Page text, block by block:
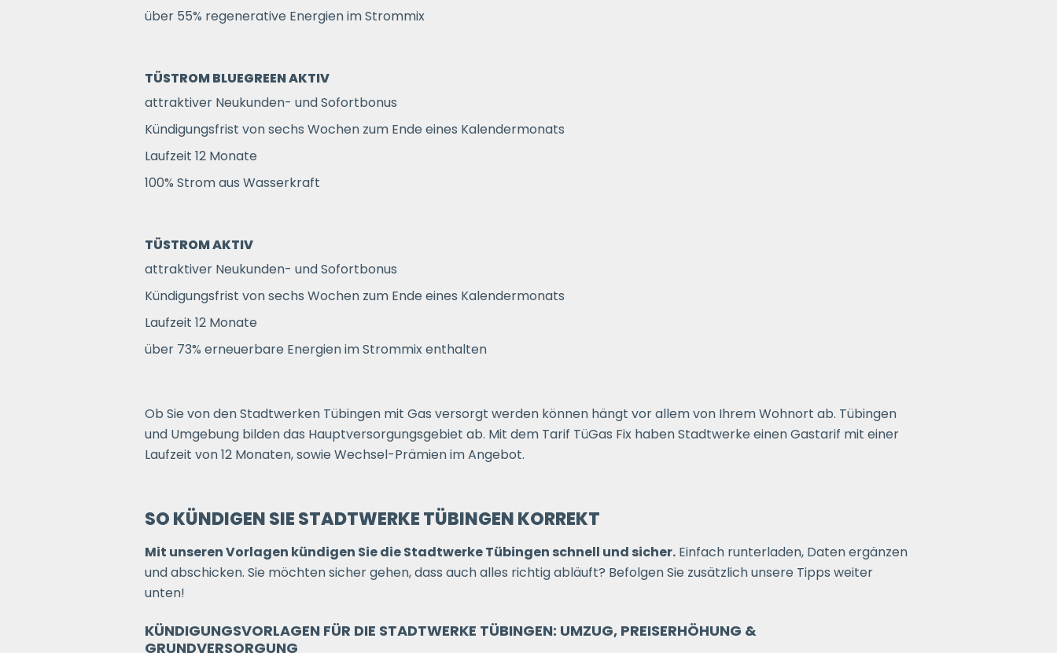
über 55% regenerative Energien im Strommix
TÜSTROM BLUEGREEN AKTIV
attraktiver Neukunden- und Sofortbonus
Kündigungsfrist von sechs Wochen zum Ende eines Kalendermonats
Laufzeit 12 Monate
100% Strom aus Wasserkraft
TÜSTROM AKTIV
attraktiver Neukunden- und Sofortbonus
Kündigungsfrist von sechs Wochen zum Ende eines Kalendermonats
Laufzeit 12 Monate
über 73% erneuerbare Energien im Strommix enthalten
Ob Sie von den Stadtwerken Tübingen mit Gas versorgt werden können hängt vor allem von Ihrem Wohnort ab. Tübingen
und Umgebung bilden das Hauptversorgungsgebiet ab. Mit dem Tarif TüGas Fix haben Stadtwerke einen Gastarif mit einer
Laufzeit von 12 Monaten, sowie Wechsel-Prämien im Angebot.
SO KÜNDIGEN SIE STADTWERKE TÜBINGEN KORREKT
Mit unseren Vorlagen kündigen Sie die Stadtwerke Tübingen schnell und sicher. Einfach runterladen, Daten ergänzen
und abschicken. Sie möchten sicher gehen, dass auch alles richtig abläuft? Befolgen Sie zusätzlich unsere Tipps weiter
unten!
KÜNDIGUNGSVORLAGEN FÜR DIE STADTWERKE TÜBINGEN: UMZUG, PREISERHÖHUNG &
GRUNDVERSORGUNG